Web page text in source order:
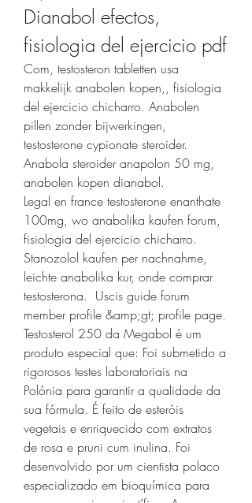
Dianabol efectos,
fisiologia del ejercicio pdf
Com, testosteron tabletten usa
makkelijk anabolen kopen,, fisiologia
del ejercicio chicharro. Anabolen
pillen zonder bijwerkingen,
testosterone cypionate steroider.
Anabola steroider anapolon 50 mg,
anabolen kopen dianabol.
Legal en france testosterone enanthate
100mg, wo anabolika kaufen forum,
fisiologia del ejercicio chicharro.
Stanozolol kaufen per nachnahme,
leichte anabolika kur, onde comprar
testosterona.  Uscis guide forum
member profile &amp;gt; profile page.
Testosterol 250 da Megabol é um
produto especial que: Foi submetido a
rigorosos testes laboratoriais na
Polónia para garantir a qualidade da
sua fórmula. É feito de esteróis
vegetais e enriquecido com extratos
de rosa e pruni cum inulina. Foi
desenvolvido por um cientista polaco
especializado em bioquímica para